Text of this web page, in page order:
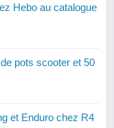
Hebo au catalogue
pots scooter et 50
et Enduro chez R4